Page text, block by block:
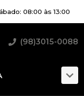
08:00 às 13:00
(98)3015-0088